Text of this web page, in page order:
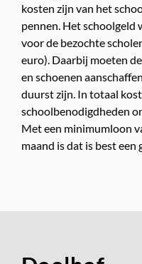
kosten zijn van het
pennen. Het schoolgeld
voor de bezochte
euro). Daarbij moeten
en schoenen
duurst zijn. In totaal
schoolbenodigdheden
Met een minimumloon
maand is dat is best een